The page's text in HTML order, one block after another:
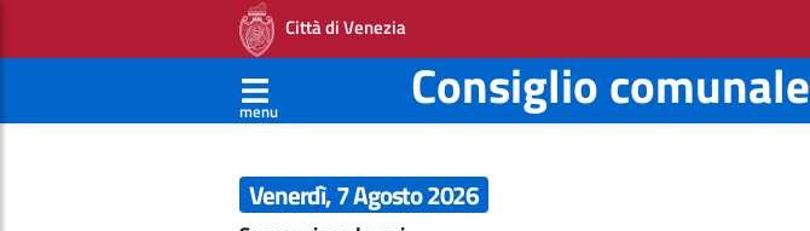
Città di Venezia
menu Consiglio comunale
Venerdì, 7 Agosto 2026